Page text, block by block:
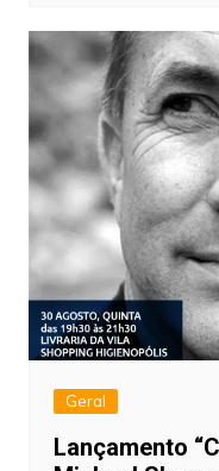
Geral
Lançamento